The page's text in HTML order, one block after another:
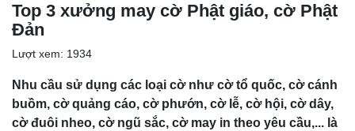
Top 3 xưởng may cờ Phật giáo, cờ Phật
Đản
Lượt xem: 1934
Nhu cầu sử dụng các loại cờ như cờ tổ quốc, cờ cánh
buồm, cờ quảng cáo, cờ phướn, cờ lễ, cờ hội, cờ dây,
cờ đuôi nheo, cờ ngũ sắc, cờ may in theo yêu cầu,... là